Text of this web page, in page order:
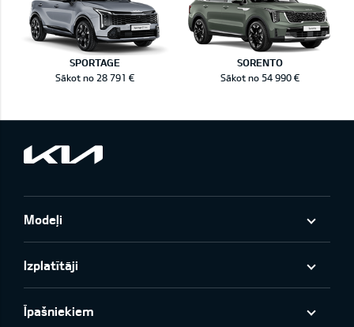
SPORTAGE
Sākot no 28 791 €
SORENTO
Sākot no 54 990 €
Modeļi
Izplatītāji
Īpašniekiem